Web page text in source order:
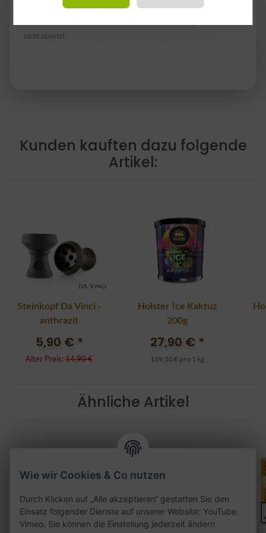
höchster Qualität in Italien handangefertigt. Er ist sehr
nicht absetzt.
Kunden kauften dazu folgende
Artikel:
Steinkopf Da Vinci -
anthrazit
5,90 € *
Alter Preis: 14,90 €
Holster !ce Kaktuz
200g
27,90 € *
139,50 € pro 1 kg
Ähnliche Artikel
Wie wir Cookies & Co nutzen
Durch Klicken auf „Alle akzeptieren“ gestatten Sie den
Einsatz folgender Dienste auf unserer Website: YouTube,
Vimeo. Sie können die Einstellung jederzeit ändern